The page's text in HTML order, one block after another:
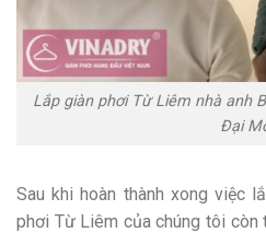
Lắp giàn phơi Từ Liêm nhà anh
Đại
Sau khi hoàn thành xong việc
phơi Từ Liêm của chúng tôi còn